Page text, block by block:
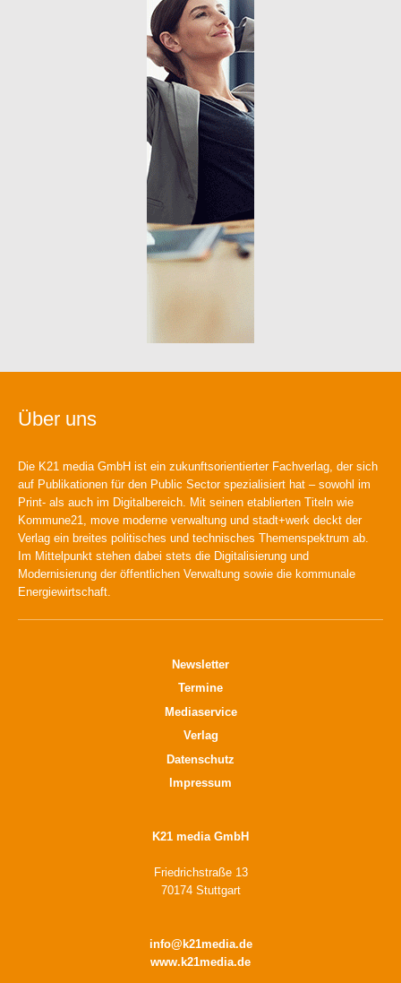
Über uns
Die K21 media GmbH ist ein zukunftsorientierter Fachverlag, der sich
auf Publikationen für den Public Sector spezialisiert hat – sowohl im
Print- als auch im Digitalbereich. Mit seinen etablierten Titeln wie
Kommune21, move moderne verwaltung und stadt+werk deckt der
Verlag ein breites politisches und technisches Themenspektrum ab.
Im Mittelpunkt stehen dabei stets die Digitalisierung und
Modernisierung der öffentlichen Verwaltung sowie die kommunale
Energiewirtschaft.
Newsletter
Termine
Mediaservice
Verlag
Datenschutz
Impressum
K21 media GmbH
Friedrichstraße 13
70174 Stuttgart
info@k21media.de
www.k21media.de